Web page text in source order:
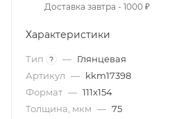
Доставка завтра - 1000 ₽
Характеристики
Тип ? — Глянцевая
Артикул — kkm17398
Формат — 111х154
Толщина, мкм — 75